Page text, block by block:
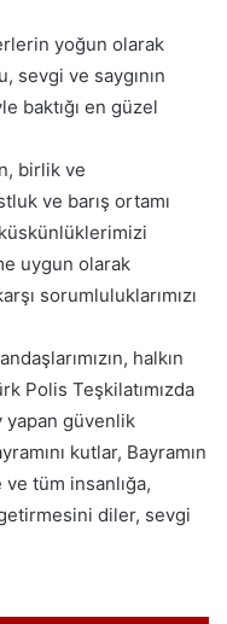
yoğun olarak
sevgi ve saygının
baktığı en güzel
birlik ve
ve barış ortamı
uygun olarak
sorumluluklarımızı
halkın
Polis Teşkilatımızda
yapan güvenlik
kutlar, Bayramın
tüm insanlığa,
diler, sevgi